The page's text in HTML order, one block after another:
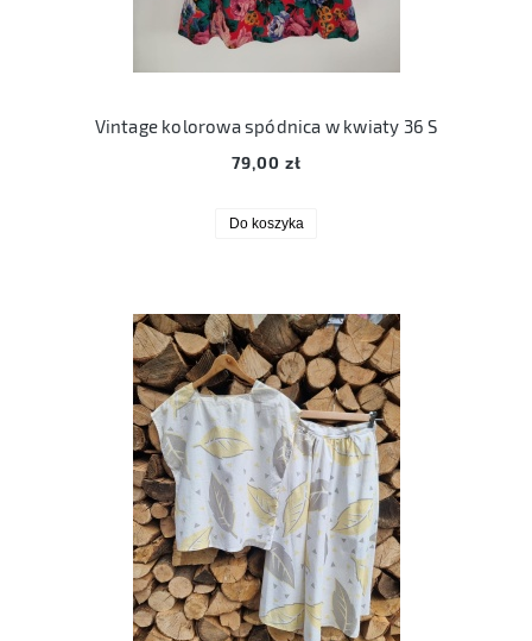
Vintage kolorowa spódnica w kwiaty 36 S
79,00 zł
Do koszyka